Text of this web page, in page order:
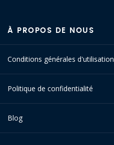
À PROPOS DE NOUS
Conditions générales d'utilisation
Politique de confidentialité
Blog